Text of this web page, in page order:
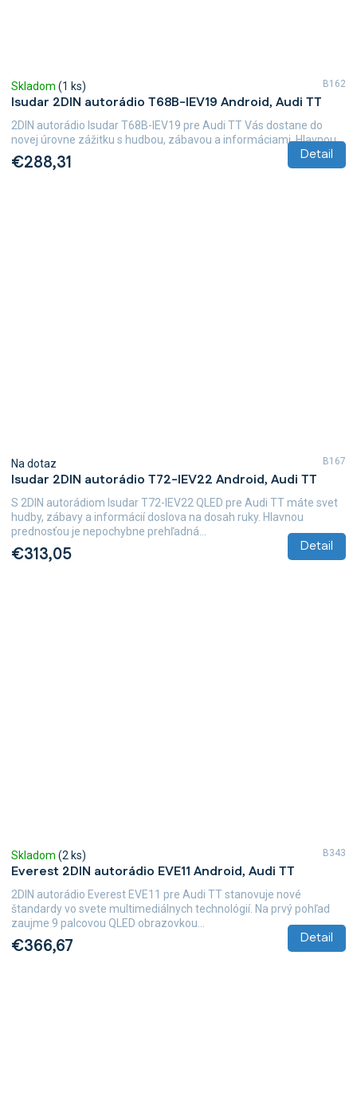
Isudar 2DIN autorádio T68B-IEV19 Android, Audi TT
Skladom (1 ks)
€288,31 Detail
2DIN autorádio Isudar T68B-IEV19 pre Audi TT Vás dostane do
novej úrovne zážitku s hudbou, zábavou a informáciami. Hlavnou...
B162
Isudar 2DIN autorádio T72-IEV22 Android, Audi TT
Na dotaz
€313,05 Detail
S 2DIN autorádiom Isudar T72-IEV22 QLED pre Audi TT máte svet
hudby, zábavy a informácií doslova na dosah ruky. Hlavnou
prednosťou je nepochybne prehľadná...
B167
Everest 2DIN autorádio EVE11 Android, Audi TT
Skladom (2 ks)
€366,67 Detail
2DIN autorádio Everest EVE11 pre Audi TT stanovuje nové
štandardy vo svete multimediálnych technológií. Na prvý pohľad
zaujme 9 palcovou QLED obrazovkou...
B343